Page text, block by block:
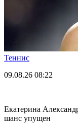
Теннис
09.08.26 08:22
Екатерина
шанс упущен